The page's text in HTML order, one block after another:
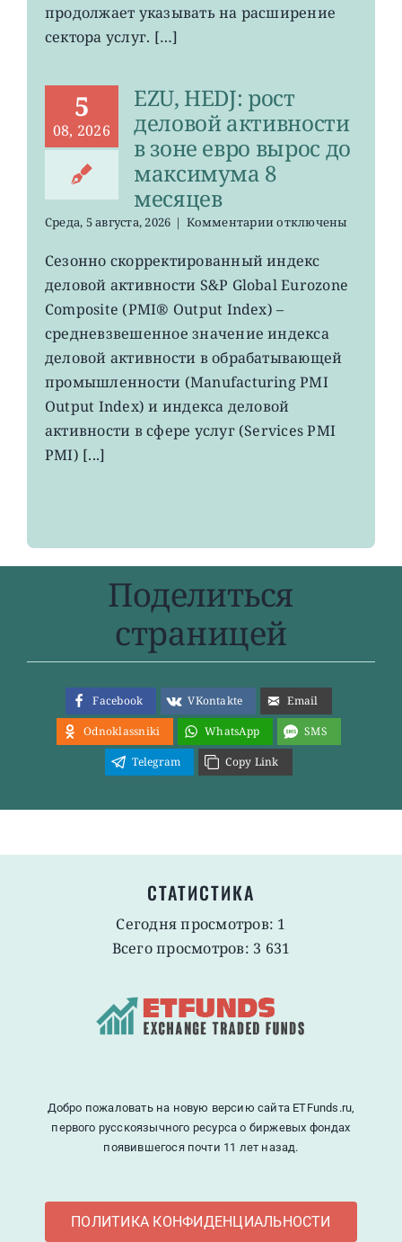
США
продолжает указывать на расширение
сектора услуг. […]
5
08, 2026
EZU, HEDJ: рост
деловой активности
в зоне евро вырос до
максимума 8
месяцев
Среда, 5 августа, 2026 | Комментариик
EZU,
HEDJ:
рост
деловой
в
зоне
евро
вырос
до
максимума
отключены
Сезонно скорректированный индекс
деловой активности S&P Global Eurozone
Composite (PMI® Output Index) –
средневзвешенное значение индекса
деловой активности в обрабатывающей
промышленности (Manufacturing PMI
Output Index) и индекса деловой
активности в сфере услуг (Services PMI
PMI) [...]
Поделиться
страницей
Facebook VKontakte
Email
Odnoklassniki
WhatsApp
SMS
Telegram
Copy Link
СТАТИСТИКА
Сегодня просмотров: 1
Всего просмотров: 3 631
Добро пожаловать на новую версию сайта ETFunds.ru,
первого русскоязычного ресурса о биржевых фондах
появившегося почти 11 лет назад.
ПОЛИТИКА КОНФИДЕНЦИАЛЬНОСТИ